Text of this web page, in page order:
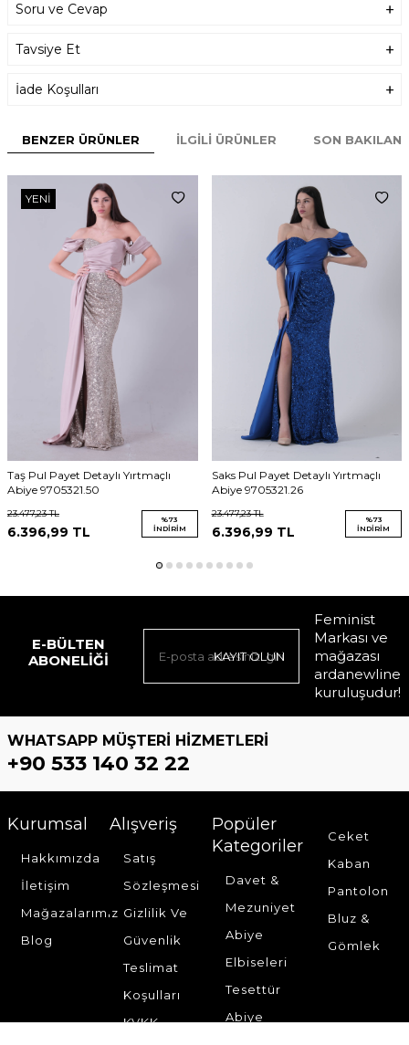
Soru ve Cevap
Tavsiye Et
İade Koşulları
BENZER ÜRÜNLER İLGILI ÜRÜNLER SON
YENI
Taş Pul Payet Detaylı Yırtmaçlı
Abiye 9705321.50
23.477,23TL
6.396,99 TL
%73
İNDIRIM
Saks Pul Payet Detaylı Yırtmaçlı
Abiye 9705321.26
23.477,23TL
6.396,99 TL
%73
İNDIRIM
E-BÜLTEN
ABONELIĞI
KAYIT OLUN
Feminist
Markası ve
mağazası
ardanewline
kuruluşudur!
WHATSAPP MÜŞTERI HIZMETLERI
+90 533 140 32 22
Kurumsal
Hakkımızda
İletişim
Mağazalarımız
Blog
Alışveriş
Satış
Sözleşmesi
Gizlilik Ve
Güvenlik
Teslimat
Koşulları
KVKK
Popüler
Kategoriler
Davet &
Mezuniyet
Abiye
Elbiseleri
Tesettür
Abiye
Ceket
Kaban
Pantolon
Bluz &
Gömlek